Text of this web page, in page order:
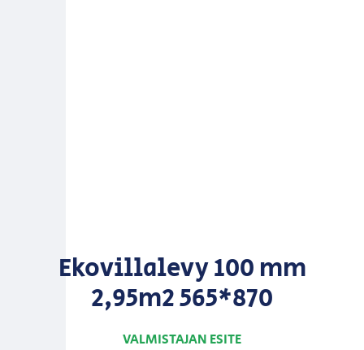
Ekovillalevy 100 mm
2,95m2 565*870
VALMISTAJAN ESITE